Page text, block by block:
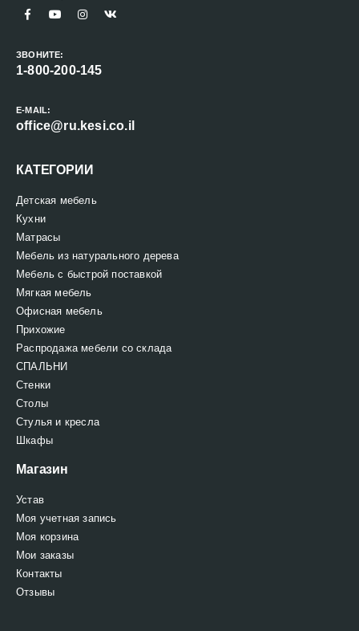
ЗВОНИТЕ:
1-800-200-145
E-MAIL:
office@ru.kesi.co.il
КАТЕГОРИИ
Детская мебель
Кухни
Матрасы
Мебель из натурального дерева
Мебель с быстрой поставкой
Мягкая мебель
Офисная мебель
Прихожие
Распродажа мебели со склада
СПАЛЬНИ
Стенки
Столы
Стулья и кресла
Шкафы
Магазин
Устав
Моя учетная запись
Моя корзина
Мои заказы
Контакты
Отзывы